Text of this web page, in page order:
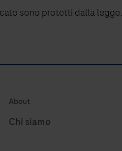
sono protetti dalla legge.
About
Chi siamo